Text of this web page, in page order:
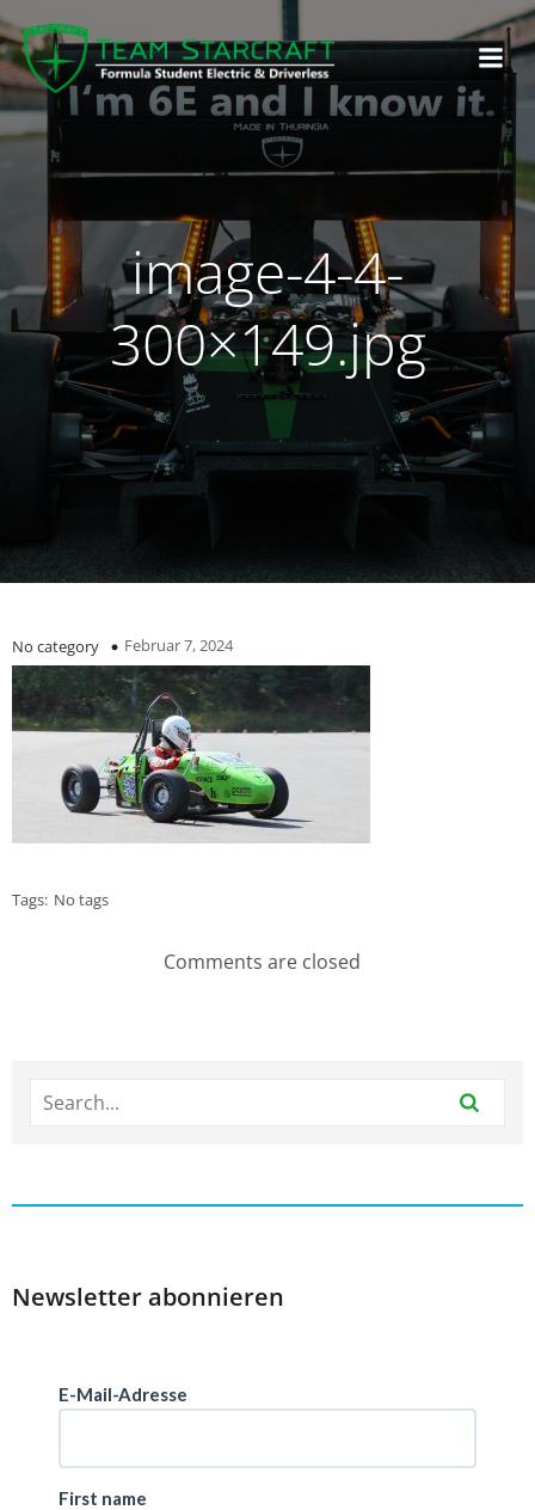
image-4-4-
300×149.jpg
No category Februar 7, 2024
Tags: No tags
Comments are closed
Newsletter abonnieren